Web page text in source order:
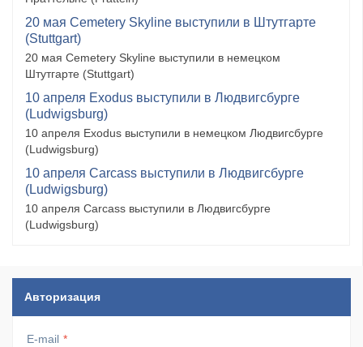
20 мая Cemetery Skyline выступили в Штутгарте
(Stuttgart)
20 мая Cemetery Skyline выступили в немецком
Штутгарте (Stuttgart)
10 апреля Exodus выступили в Людвигсбурге
(Ludwigsburg)
10 апреля Exodus выступили в немецком Людвигсбурге
(Ludwigsburg)
10 апреля Carcass выступили в Людвигсбурге
(Ludwigsburg)
10 апреля Carcass выступили в Людвигсбурге
(Ludwigsburg)
Авторизация
E-mail